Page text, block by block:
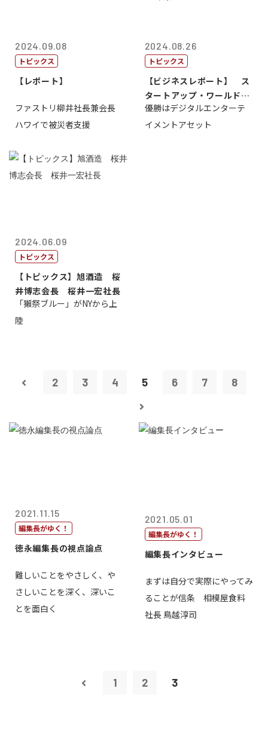
2024.09.08
トピックス
【レポート】
ファストリ柳井社長兼会長
ハワイで被災者支援
2024.08.26
トピックス
【ビジネスレポート】 ス
タートアップ・ワールドカ
ップ2024...
優勝はデジタルエンターテ
イメントアセット
2024.06.09
トピックス
【トピックス】旭酒造 桜
井博志会長 桜井一宏社長
「獺祭ブルー」がNYから上
陸
2 3 4 5 6 7 8
2021.11.15
編集長がゆく！
徳永編集長の視点論点
難しいことをやさしく、や
さしいことを深く、深いこ
とを面白く
2021.05.01
編集長がゆく！
編集長インタビュー
まずは自分で実際にやってみ
ることが信条 相模屋食料
社長 鳥越淳司
1 2 3